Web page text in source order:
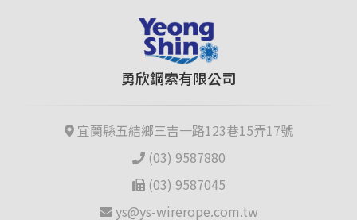
勇欣鋼索有限公司
宜蘭縣五結鄉三吉一路123巷15弄17號
(03) 9587880
(03) 9587045
ys@ys-wirerope.com.tw